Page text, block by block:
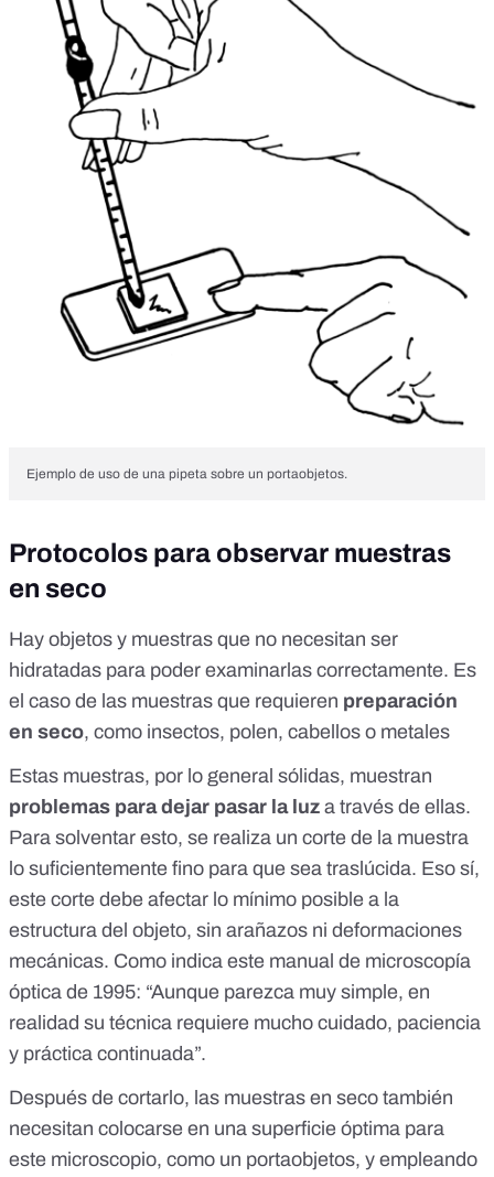
Ejemplo de uso de una pipeta sobre un portaobjetos.
Protocolos para observar muestras
en seco
Hay objetos y muestras que no necesitan ser
hidratadas para poder examinarlas correctamente. Es
el caso de las muestras que requieren preparación
en seco, como insectos, polen, cabellos o metales
Estas muestras, por lo general sólidas, muestran
problemas para dejar pasar la luz a través de ellas.
Para solventar esto, se realiza un corte de la muestra
lo suficientemente fino para que sea traslúcida. Eso sí,
este corte debe afectar lo mínimo posible a la
estructura del objeto, sin arañazos ni deformaciones
mecánicas. Como indica este manual de microscopía
óptica de 1995: “Aunque parezca muy simple, en
realidad su técnica requiere mucho cuidado, paciencia
y práctica continuada”.
Después de cortarlo, las muestras en seco también
necesitan colocarse en una superficie óptima para
este microscopio, como un portaobjetos, y empleando